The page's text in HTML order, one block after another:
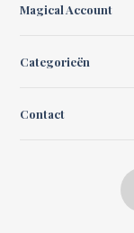
Magical Account
Categorieën
Contact